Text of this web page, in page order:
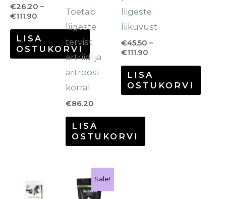
€26.20 –
€111.90
LISA
OSTUKORVI
tootelehel.
Toetab
liigeste
tervist
artriidi ja
artroosi
korral
€86.20
LISA
OSTUKORVI
liigeste
liikuvust
€45.50 –
€111.90
LISA
OSTUKORVI
tootelehel.
Sale!
Hinnavahemik:
€29.70
kuni
Sellel
tootel